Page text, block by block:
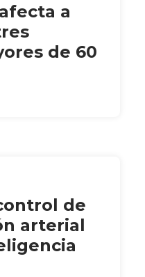
a
de 60
de
arterial